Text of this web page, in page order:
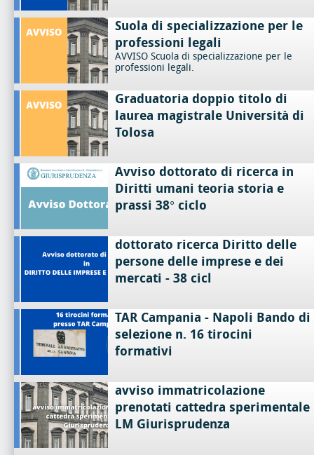
Suola di specializzazione per le
professioni legali
AVVISO Scuola di specializzazione per le
professioni legali.
Graduatoria doppio titolo di
laurea magistrale Università di
Tolosa
Avviso dottorato di ricerca in
Diritti umani teoria storia e
prassi 38° ciclo
dottorato ricerca Diritto delle
persone delle imprese e dei
mercati - 38 cicl
TAR Campania - Napoli Bando di
selezione n. 16 tirocini
formativi
avviso immatricolazione
prenotati cattedra sperimentale
LM Giurisprudenza